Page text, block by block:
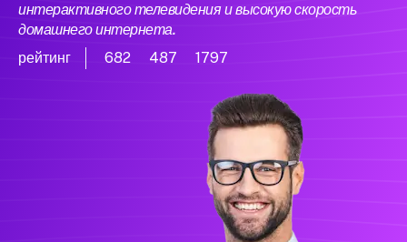
интерактивного телевидения и высокую скорость
домашнего интернета.
рейтинг
682 487 1797